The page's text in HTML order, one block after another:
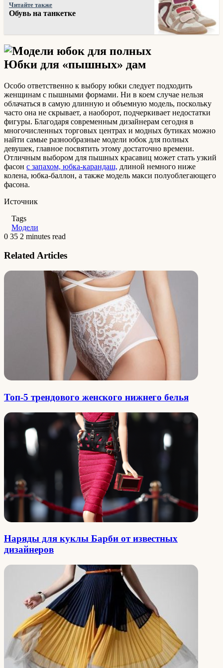
Читайте также
Обувь на танкетке
Юбки для «пышных» дам
Особо ответственно к выбору юбки следует подходить
женщинам с пышными формами. Ни в коем случае нельзя
облачаться в самую длинную и объемную модель, поскольку
часто она не скрывает, а наоборот, подчеркивает недостатки
фигуры. Благодаря современным дизайнерам сегодня в
многочисленных торговых центрах и модных бутиках можно
найти самые разнообразные модели юбок для полных
девушек, главное посвятить этому достаточно времени.
Отличным выбором для пышных красавиц может стать узкий
фасон с запахом, юбка-карандаш, длиной немного ниже
колена, юбка-баллон, а также модель макси полуоблегающего
фасона.
Источник
Tags
Модели
0 35 2 minutes read
Related Articles
Топ-5 трендового женского нижнего белья
Наряды для куклы Барби от известных
дизайнеров